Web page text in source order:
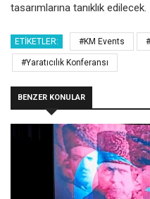
tasarımlarına tanıklık edilecek.
ETIKETLER: #KM Events
#Yaratıcılık Konferansı
BENZER KONULAR